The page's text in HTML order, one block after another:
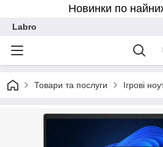
Новинки по
Labro
Товари та послуги Ігрові